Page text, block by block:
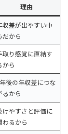
理由
収差が出やすい中
だから
取り感覚に直結す
から
後の年収差につな
るから
けやすさと評価に
わるから